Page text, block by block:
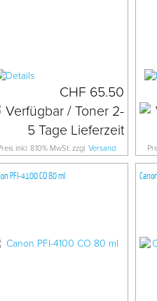
CHF 65.50
inkl. 8.10% MwSt. zzgl.Versand
PFI-4100 CO 80 ml